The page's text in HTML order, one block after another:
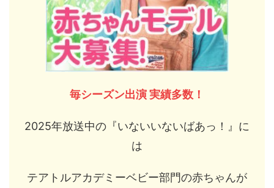
毎シーズン出演 実績多数！
2025年放送中の『いないいないばあっ！』に
は
テアトルアカデミーベビー部門の赤ちゃんが